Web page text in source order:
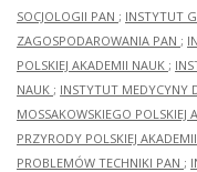
SOCJOLOGII PAN ; INSTYTUT
ZAGOSPODAROWANIA PAN ;
POLSKIEJ AKADEMII NAUK ;
NAUK ; INSTYTUT MEDYCYNY
MOSSAKOWSKIEGO POLSKIEJ
PRZYRODY POLSKIEJ
PROBLEMÓW TECHNIKI PAN ;